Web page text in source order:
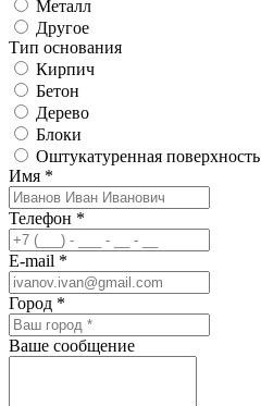
Металл
Другое
Тип основания
Кирпич
Бетон
Дерево
Блоки
Оштукатуренная поверхность
Имя *
Телефон *
E-mail *
Город *
Ваше сообщение